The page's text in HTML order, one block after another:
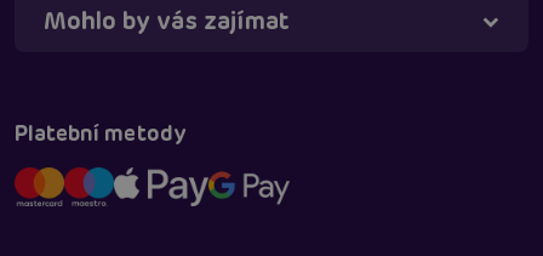
Mohlo by vás zajímat
Platební metody